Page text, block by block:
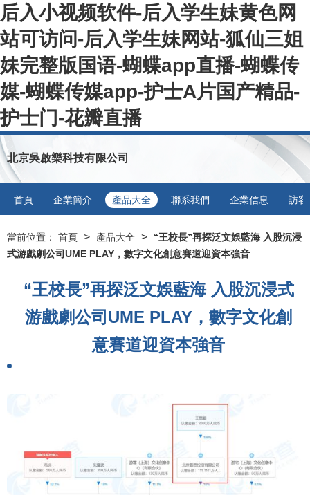
后入小视频软件-后入学生妹黄色网
站可访问-后入学生妹网站-狐仙三姐
妹完整版国语-蝴蝶app直播-蝴蝶传
媒-蝴蝶传媒app-护士A片国产精品-
护士门-花瓣直播
北京吳啟樂科技有限公司
首頁 企業簡介 產品大全 聯系我們 企業信息 訪客
當前位置： 首頁 > 產品大全 >
“王校長”再探泛文娛藍海 入股沉浸
式游戲劇公司UME PLAY，數字文化創意賽道迎資本強音
“王校長”再探泛文娛藍海 入股沉浸式
游戲劇公司UME PLAY，數字文化創
意賽道迎資本強音